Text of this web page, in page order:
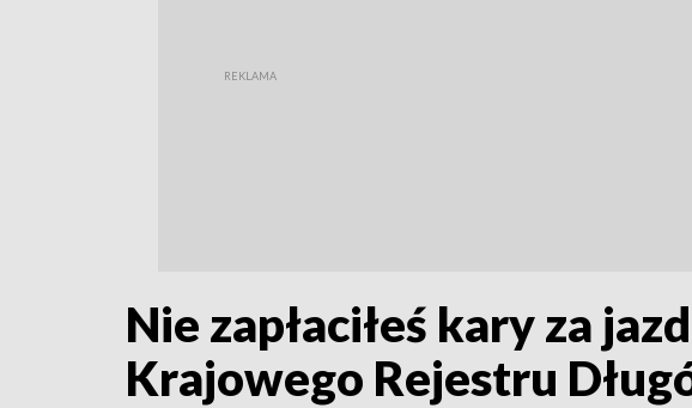
Nie zapłaciłeś kary za
Krajowego Rejestru